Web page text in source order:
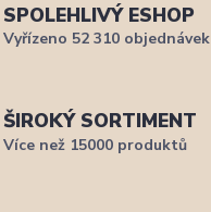
SPOLEHLIVÝ ESHOP
Vyřízeno 52 310 objednávek
ŠIROKÝ SORTIMENT
Více než 15000 produktů